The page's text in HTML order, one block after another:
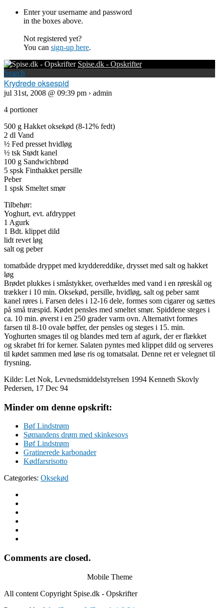
Enter your username and password
in the boxes above.
Not registered yet?
You can sign-up here.
Spise.dk - Opskrifter
Search
Krydrede oksespid
jul 31st, 2008 @ 09:39 pm › admin
4 portioner
500 g Hakket oksekød (8-12% fedt)
2 dl Vand
½ Fed presset hvidløg
½ tsk Stødt kanel
100 g Sandwichbrød
5 spsk Finthakket persille
Peber
1 spsk Smeltet smør
Tilbehør:
Yoghurt, evt. afdryppet
1 Agurk
1 Bdt. klippet dild
lidt revet løg
salt og peber
tomatbåde dryppet med kryddereddike, drysset med salt og hakket
løg
Brødet plukkes i småstykker, overhældes med vand i en røreskål og
trækker i 10 min. Oksekød, persille, hvidløg, salt og peber samt
kanel røres i. Farsen deles i 12-16 dele, formes som cigarer og sættes
på små træspid. Kødet pensles med smeltet smør. Spiddene steges i
ca. 10 min. øverst i en 250 grader varm ovn. Alternativt formes
farsen til 8-10 ovale bøffer, der pensles og steges i 15. min.
Yoghurten smages til og blandes med tern af agurk, der er flækket
og skrabet fri for kerner. Salaten pyntes med klippet dild og serveres
til kødet sammen med løse ris og tomatsalat. Denne ret er velegnet til
frysning.
Kilde: Let Nok, Levnedsmiddelstyrelsen 1994 Kenneth Skovly
Pedersen, 17 Dec 94
Minder om denne opskrift:
Bøf Lindstrøm
Sømandens drøm med skinkesovs
Bøf Lindstrøm
Gratinerede karbonader
Kødfarsrisotto
Categories: Oksekød
Comments are closed.
Mobile Theme
All content Copyright Spise.dk - Opskrifter